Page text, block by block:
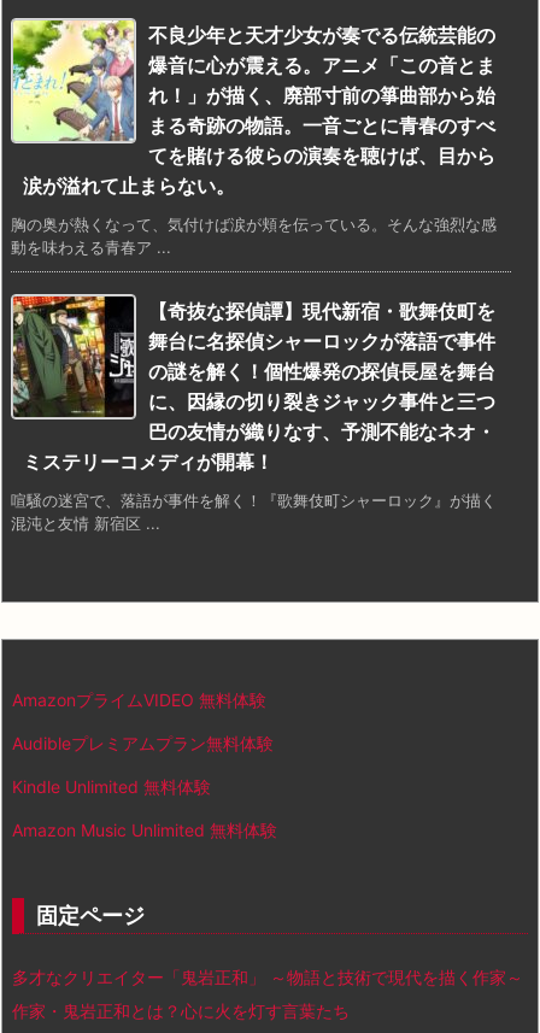
不良少年と天才少女が奏でる伝統芸能の
爆音に心が震える。アニメ「この音とま
れ！」が描く、廃部寸前の箏曲部から始
まる奇跡の物語。一音ごとに青春のすべ
てを賭ける彼らの演奏を聴けば、目から
涙が溢れて止まらない。
胸の奥が熱くなって、気付けば涙が頬を伝っている。そんな強烈な感
動を味わえる青春ア ...
【奇抜な探偵譚】現代新宿・歌舞伎町を
舞台に名探偵シャーロックが落語で事件
の謎を解く！個性爆発の探偵長屋を舞台
に、因縁の切り裂きジャック事件と三つ
巴の友情が織りなす、予測不能なネオ・
ミステリーコメディが開幕！
喧騒の迷宮で、落語が事件を解く！『歌舞伎町シャーロック』が描く
混沌と友情 新宿区 ...
AmazonプライムVIDEO 無料体験
Audibleプレミアムプラン無料体験
Kindle Unlimited 無料体験
Amazon Music Unlimited 無料体験
固定ページ
多才なクリエイター「鬼岩正和」 ～物語と技術で現代を描く作家～
作家・鬼岩正和とは？心に火を灯す言葉たち